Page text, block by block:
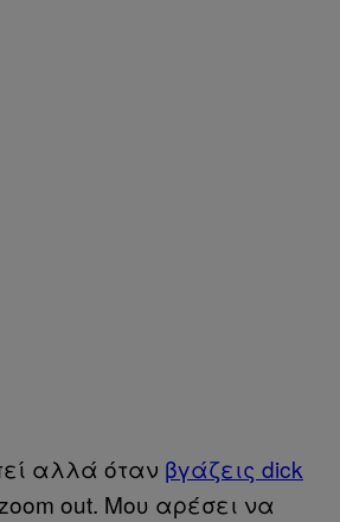
αλλά όταν βγάζεις dick
out. Μου αρέσει να